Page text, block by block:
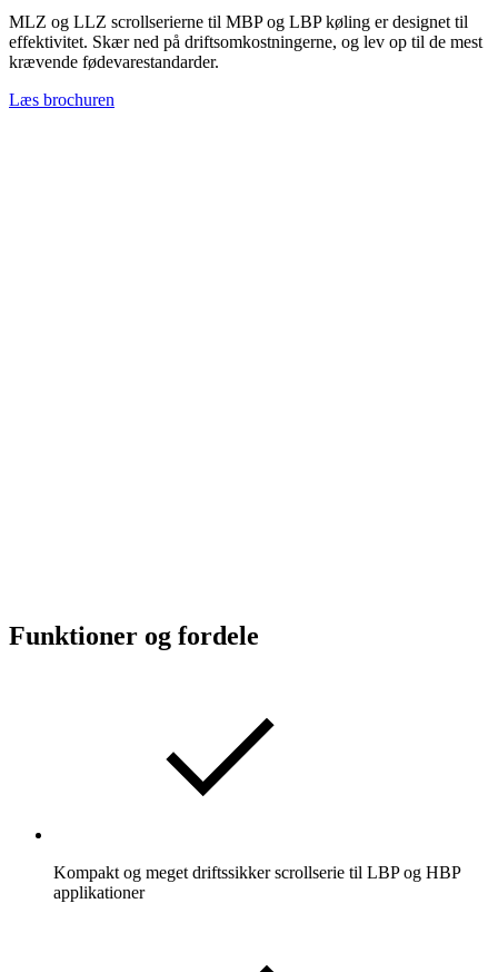
MLZ og LLZ scrollserierne til MBP og LBP køling er designet til
effektivitet. Skær ned på driftsomkostningerne, og lev op til de mest
krævende fødevarestandarder.
Læs brochuren
Funktioner og fordele
Kompakt og meget driftssikker scrollserie til LBP og HBP
applikationer